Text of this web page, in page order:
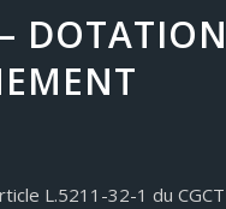
DOTATION
L.5211-32-1 du